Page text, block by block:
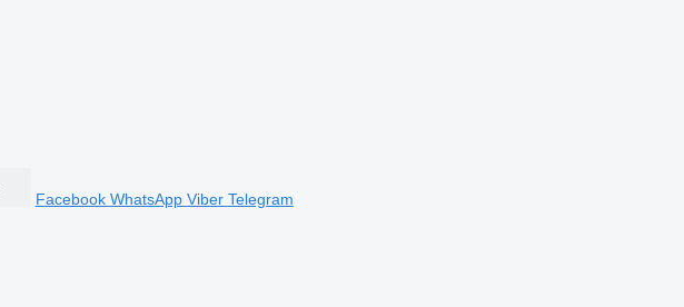
Facebook WhatsApp Viber Telegram